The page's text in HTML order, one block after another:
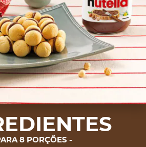
8 PORÇÕES